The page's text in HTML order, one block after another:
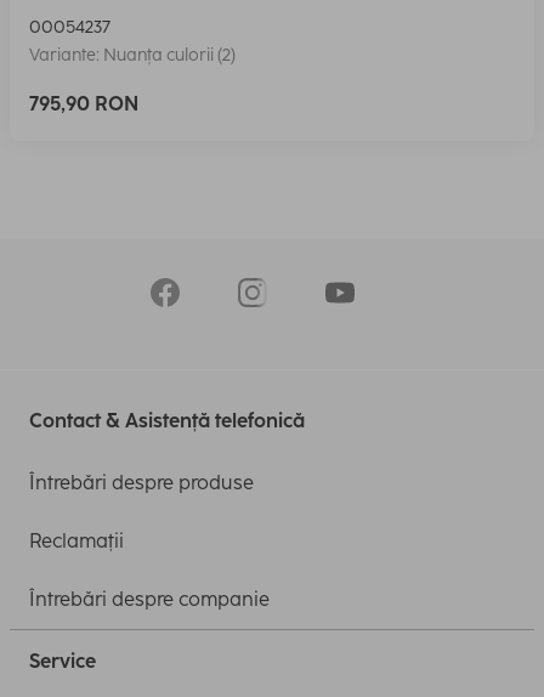
00054237
Variante: Nuanța culorii (2)
795,90 RON
Contact & Asistență telefonică
Întrebări despre produse
Reclamații
Întrebări despre companie
Service